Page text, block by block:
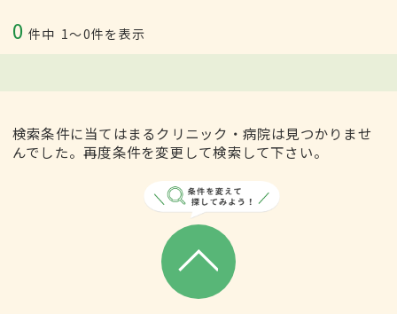
0 件中 1〜0件を表示
検索条件に当てはまるクリニック・病院は見つかりませ
んでした。再度条件を変更して検索して下さい。